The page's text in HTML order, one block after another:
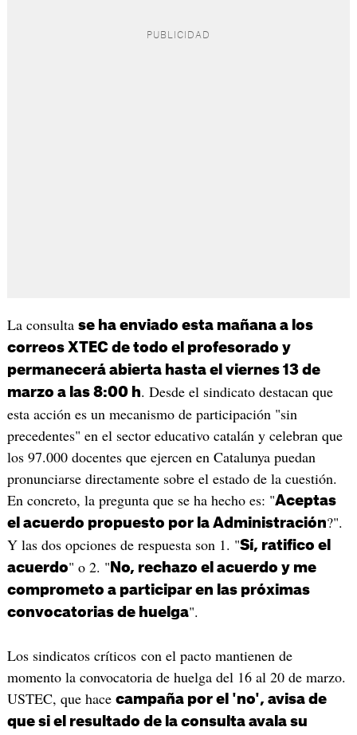
La consulta se ha enviado esta mañana a los
correos XTEC de todo el profesorado y
permanecerá abierta hasta el viernes 13 de
marzo a las 8:00 h. Desde el sindicato destacan que
esta acción es un mecanismo de participación "sin
precedentes" en el sector educativo catalán y celebran que
los 97.000 docentes que ejercen en Catalunya puedan
pronunciarse directamente sobre el estado de la cuestión.
En concreto, la pregunta que se ha hecho es: "Aceptas
el acuerdo propuesto por la Administración?".
Y las dos opciones de respuesta son 1. "Sí, ratifico el
acuerdo" o 2. " No, rechazo el acuerdo y me
comprometo a participar en las próximas
convocatorias de huelga".
Los sindicatos críticos con el pacto mantienen de
momento la convocatoria de huelga del 16 al 20 de marzo.
USTEC, que hace campaña por el 'no', avisa de
que si el resultado de la consulta avala su